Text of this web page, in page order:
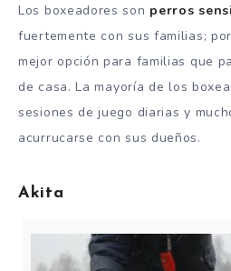
Los boxeadores son perros
fuertemente con sus familias;
mejor opción para familias que
de casa.La mayoría de los
sesiones de juego diarias y
acurrucarse con sus dueños.
Akita